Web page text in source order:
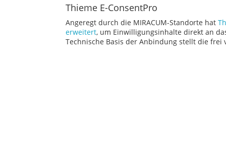
Thieme E-ConsentPro
Angeregt durch die MIRACUM-Standorte hat
erweitert, um Einwilligungsinhalte direkt an
Technische Basis der Anbindung stellt die frei